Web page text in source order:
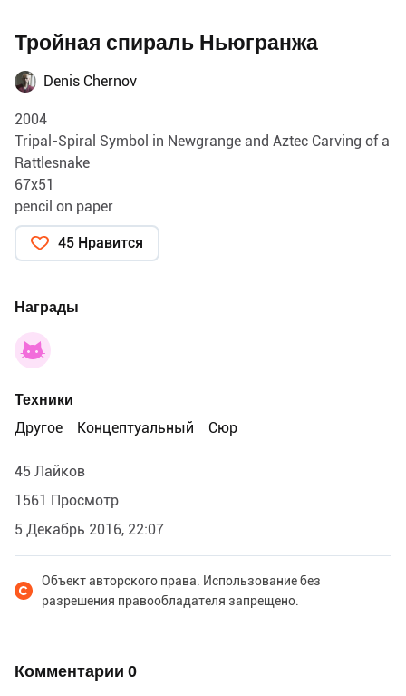
Тройная спираль Ньюгранжа
Denis Chernov
2004
Tripal-Spiral Symbol in Newgrange and Aztec Carving of a
Rattlesnake
67х51
pencil on paper
45 Нравится
Награды
Техники
Другое
Концептуальный Сюр
45 Лайков
1561 Просмотр
5 Декабрь 2016, 22:07
Объект авторского права. Использование без
разрешения правообладателя запрещено.
Комментарии 0